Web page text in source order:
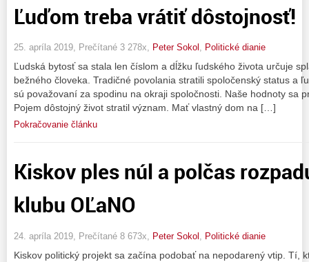
Ľuďom treba vrátiť dôstojnosť!
25. apríla 2019, Prečítané 3 278x, Peter Sokol , Politické dianie
Ľudská bytosť sa stala len číslom a dĺžku ľudského života určuje
bežného človeka. Tradičné povolania stratili spoločenský status a
sú považovaní za spodinu na okraji spoločnosti. Naše hodnoty sa
Pojem dôstojný život stratil význam. Mať vlastný dom na […]
Pokračovanie článku
Kiskov ples núl a polčas
klubu OĽaNO
24. apríla 2019, Prečítané 8 673x, Peter Sokol Politické dianie
Kiskov politický projekt sa začína podobať na nepodarený vtip. Tí,